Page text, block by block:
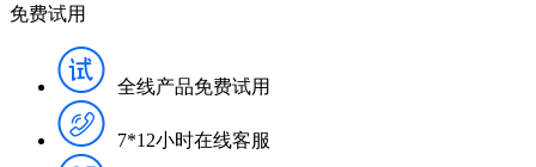
免费试用
全线产品免费试用
7*12小时在线客服